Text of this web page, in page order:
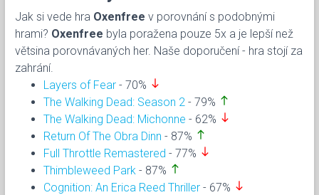
Jak si vede hra Oxenfree v porovnání s podobnými
hrami? Oxenfree byla poražena pouze 5x a je lepší než
větsina porovnávaných her. Naše doporučení - hra stojí za
zahrání.
Layers of Fear - 70% south
The Walking Dead: Season 2 - 79% north
The Walking Dead: Michonne - 62% south
Return Of The Obra Dinn - 87% north
Full Throttle Remastered - 77% south
Thimbleweed Park - 87% north
Cognition: An Erica Reed Thriller - 67% south